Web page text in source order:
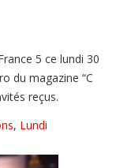
5 ce lundi 30
du magazine “C
reçus.
, Lundi